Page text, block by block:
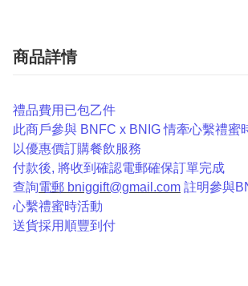
商品詳情
禮品費用已包乙件
此商戶參與 BNFC x BNIG 情牽心繫禮蜜
以優惠價訂購餐飲服務
付款後, 將收到確認電郵確保訂單完成
查詢電郵 bniggift@gmail.com 註明參與
心繫禮蜜時活動
送貨採用順豐到付